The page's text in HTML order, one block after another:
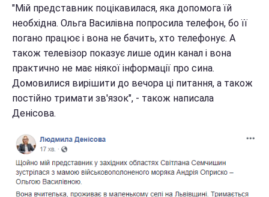
"Мій представник поцікавилася, яка допомога їй
необхідна. Ольга Василівна попросила телефон, бо її
погано працює і вона не бачить, хто телефонує. А
також телевізор показує лише один канал і вона
практично не має ніякої інформації про сина.
Домовилися вирішити до вечора ці питання, а також
постійно тримати зв'язок", - також написала
Денісова.